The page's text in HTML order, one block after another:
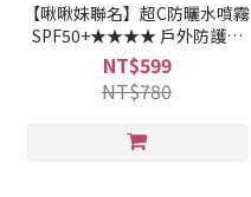
【啾啾妹聯名】超C防曬水噴霧
SPF50+★★★★ 戶外防護型
50ml兩入組
NT$599
NT$780